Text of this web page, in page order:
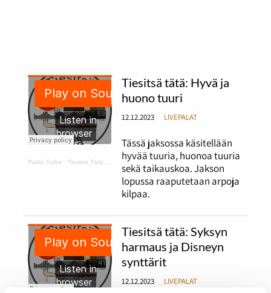
Radio Tutka ·Tiesitsä Tätä: hyvä ja huono tuuri
Tiesitsä tätä: Hyvä ja
huono tuuri
12.12.2023 LIVEPALAT
Tässä jaksossa käsitellään
hyvää tuuria, huonoa tuuria
sekä taikauskoa. Jakson
lopussa raaputetaan arpoja
kilpaa.
Tiesitsä tätä: Syksyn
harmaus ja Disneyn
synttärit
12.12.2023 LIVEPALAT